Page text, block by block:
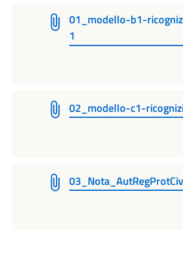
01_modello-b1-
1
02_modello-c1-